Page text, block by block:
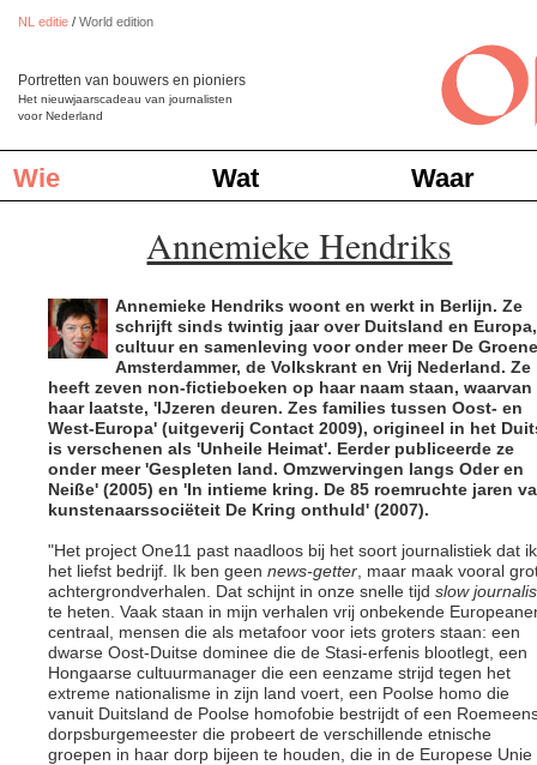
NL editie / World edition
Het nieuwjaarscadeau van journalisten
voor Nederland
Portretten van bouwers en pioniers
Wie Wat Waar
Annemieke Hendriks
Annemieke Hendriks woont en werkt in Berlijn. Ze
schrijft sinds twintig jaar over Duitsland en Europa,
cultuur en samenleving voor onder meer De Groene
Amsterdammer, de Volkskrant en Vrij Nederland. Ze
heeft zeven non-fictieboeken op haar naam staan, waarvan
haar laatste, 'IJzeren deuren. Zes families tussen Oost- en
West-Europa' (uitgeverij Contact 2009), origineel in het
is verschenen als 'Unheile Heimat'. Eerder publiceerde ze
onder meer 'Gespleten land. Omzwervingen langs Oder en
Neiße' (2005) en 'In intieme kring. De 85 roemruchte jaren
kunstenaarssociëteit De Kring onthuld' (2007).
"Het project One11 past naadloos bij het soort journalistiek dat ik
het liefst bedrijf. Ik ben geen news-getter, maar maak vooral
achtergrondverhalen. Dat schijnt in onze snelle tijd slow
te heten. Vaak staan in mijn verhalen vrij onbekende
centraal, mensen die als metafoor voor iets groters staan: een
dwarse Oost-Duitse dominee die de Stasi-erfenis blootlegt, een
Hongaarse cultuurmanager die een eenzame strijd tegen het
extreme nationalisme in zijn land voert, een Poolse homo die
vanuit Duitsland de Poolse homofobie bestrijdt of een
dorpsburgemeester die probeert de verschillende etnische
groepen in haar dorp bijeen te houden, die in de Europese Unie